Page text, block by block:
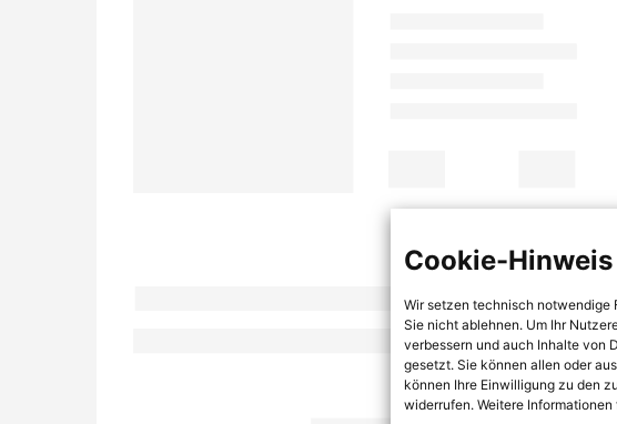
Cookie-Hinweis
Wir setzen technisch notwendige
Sie nicht ablehnen. Um Ihr
verbessern und auch Inhalte von
gesetzt. Sie können allen oder
können Ihre Einwilligung zu den
widerrufen. Weitere